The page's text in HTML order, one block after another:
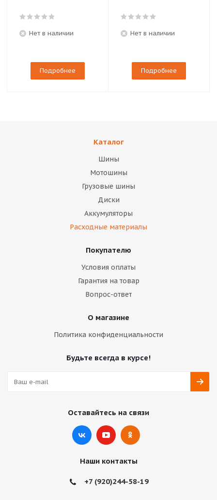
Нет в наличии
Подробнее
Нет в наличии
Подробнее
Каталог
Шины
Мотошины
Грузовые шины
Диски
Аккумуляторы
Расходные материалы
Покупателю
Условия оплаты
Гарантия на товар
Вопрос-ответ
О магазине
Политика конфиденциальности
Будьте всегда в курсе!
Оставайтесь на связи
Наши контакты
+7 (920)244-58-19